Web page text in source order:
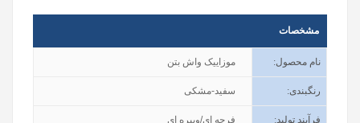
مشخصات
نام محصول: موزاییک واش بتن
رنگبندی: سفید-مشکی
فرآیند تولید: فرچه ای/ویبره ای